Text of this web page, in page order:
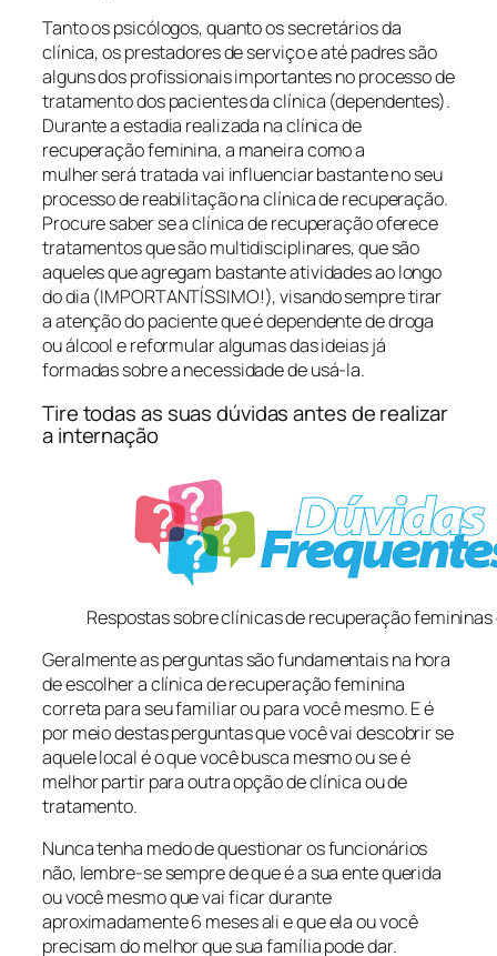
Tanto os psicólogos, quanto os secretários da
clínica, os prestadores de serviço e até padres são
alguns dos profissionais importantes no processo de
tratamento dos pacientes da clínica (dependentes).
Durante a estadia realizada na clínica de
recuperação feminina, a maneira como a
mulher será tratada vai influenciar bastante no seu
processo de reabilitação na clínica de recuperação.
Procure saber se a clínica de recuperação oferece
tratamentos que são multidisciplinares, que são
aqueles que agregam bastante atividades ao longo
do dia (IMPORTANTÍSSIMO!), visando sempre tirar
a atenção do paciente que é dependente de droga
ou álcool e reformular algumas das ideias já
formadas sobre a necessidade de usá-la.
Tire todas as suas dúvidas antes de realizar
a internação
Respostas sobre clínicas de recuperação femininas
Geralmente as perguntas são fundamentais na hora
de escolher a clínica de recuperação feminina
correta para seu familiar ou para você mesmo. E é
por meio destas perguntas que você vai descobrir se
aquele local é o que você busca mesmo ou se é
melhor partir para outra opção de clínica ou de
tratamento.
Nunca tenha medo de questionar os funcionários
não, lembre-se sempre de que é a sua ente querida
ou você mesmo que vai ficar durante
aproximadamente 6 meses ali e que ela ou você
precisam do melhor que sua família pode dar.